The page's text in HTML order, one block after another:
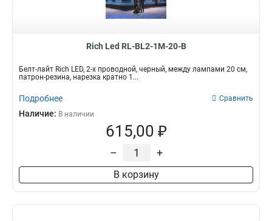
Rich Led RL-BL2-1M-20-B
Белт-лайт Rich LED, 2-х проводной, черный, между лампами 20 см,
патрон-резина, нарезка кратно 1...
Подробнее Сравнить
Наличие: В наличии
615,00 ₽
– +
В корзину